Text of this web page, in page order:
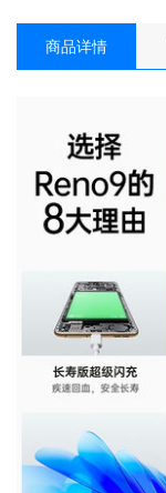
商品详情